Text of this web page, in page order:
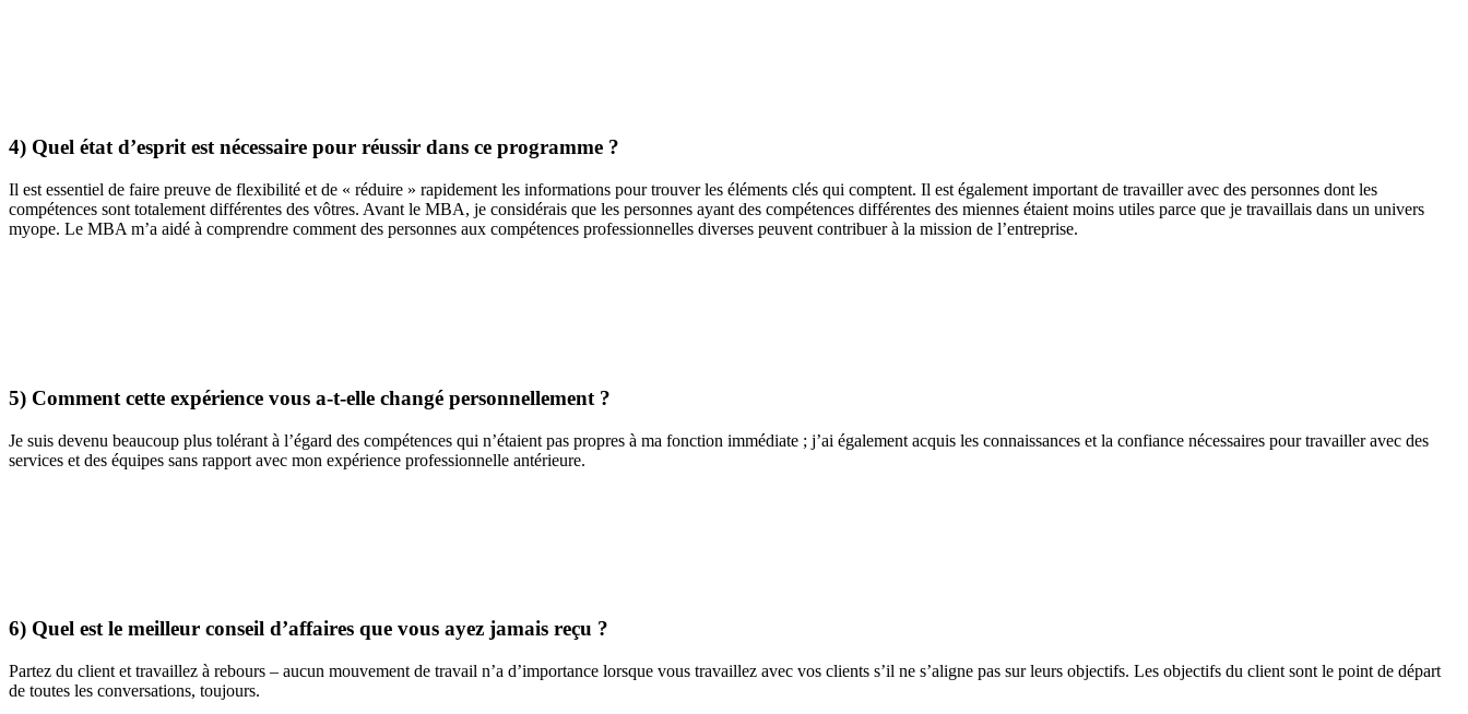
4) Quel état d’esprit est nécessaire pour réussir dans ce programme ?
Il est essentiel de faire preuve de flexibilité et de « réduire » rapidement les informations pour trouver les éléments clés qui comptent. Il est également important de travailler avec des personnes dont les
compétences sont totalement différentes des vôtres. Avant le MBA, je considérais que les personnes ayant des compétences différentes des miennes étaient moins utiles parce que je travaillais dans un univers
myope. Le MBA m’a aidé à comprendre comment des personnes aux compétences professionnelles diverses peuvent contribuer à la mission de l’entreprise.
5) Comment cette expérience vous a-t-elle changé personnellement ?
Je suis devenu beaucoup plus tolérant à l’égard des compétences qui n’étaient pas propres à ma fonction immédiate ; j’ai également acquis les connaissances et la confiance nécessaires pour travailler avec des
services et des équipes sans rapport avec mon expérience professionnelle antérieure.
6) Quel est le meilleur conseil d’affaires que vous ayez jamais reçu ?
Partez du client et travaillez à rebours – aucun mouvement de travail n’a d’importance lorsque vous travaillez avec vos clients s’il ne s’aligne pas sur leurs objectifs. Les objectifs du client sont le point de départ
de toutes les conversations, toujours.